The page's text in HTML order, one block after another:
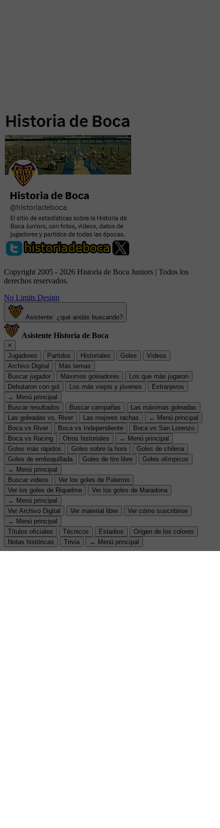
Copyright 2005 - 2026 Historia de Boca Juniors | Todos los
derechos reservados.
No Limits Design
Asistente: ¿qué andás buscando?
Asistente Historia de Boca
×
Jugadores
Partidos Historiales Goles
Videos
Archivo Digital
Más temas
Buscar jugador
Máximos goleadores
Los que más jugaron
Debutaron con gol
Los más viejos y jóvenes
Extranjeros
← Menú principal
Buscar resultados
Buscar campañas
Las máximas goleadas
Las goleadas vs. River
Las mejores rachas
← Menú principal
Boca vs River
Boca vs Independiente
Boca vs San Lorenzo
Boca vs Racing
Otros historiales
← Menú principal
Goles más rápidos
Goles sobre la hora
Goles de chilena
Goles de emboquillada
Goles de tiro libre
Goles olímpicos
← Menú principal
Buscar videos
Ver los goles de Palermo
Ver los goles de Riquelme
Ver los goles de Maradona
← Menú principal
Ver Archivo Digital
Ver material libre
Ver cómo suscribirse
← Menú principal
Títulos oficiales
Técnicos Estadios
Origen de los colores
Notas históricas
Trivia ← Menú principal